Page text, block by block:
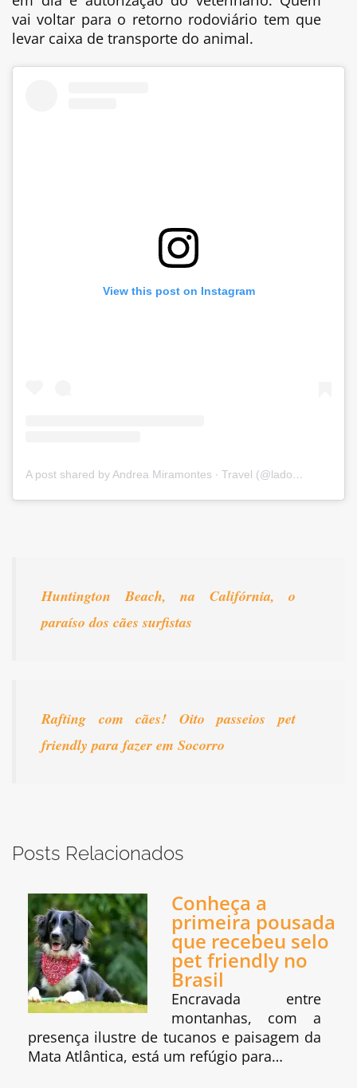
vai voltar para o retorno rodoviário tem que
levar caixa de transporte do animal.
View this post on Instagram
A post shared by Andrea Miramontes ∙ Travel (@ladobviagem)
Huntington Beach, na Califórnia, o
paraíso dos cães surfistas
Rafting com cães! Oito passeios pet
friendly para fazer em Socorro
Posts Relacionados
Conheça a
primeira pousada
que recebeu selo
pet friendly no
Brasil
Encravada entre
montanhas, com a
presença ilustre de tucanos e paisagem da
Mata Atlântica, está um refúgio para…